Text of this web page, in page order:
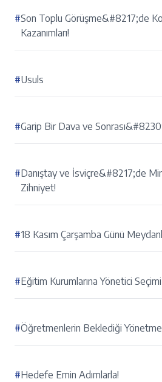
#Son Toplu Görüşme&#8217;de
Kazanımları!
#Usuls
#Garip Bir Dava ve
#Danıştay ve İsviçre&#8217;de
Zihniyet!
#18 Kasım Çarşamba Günü
#Eğitim Kurumlarına Yönetici Seçimi
#Öğretmenlerin Beklediği
#Hedefe Emin Adımlarla!